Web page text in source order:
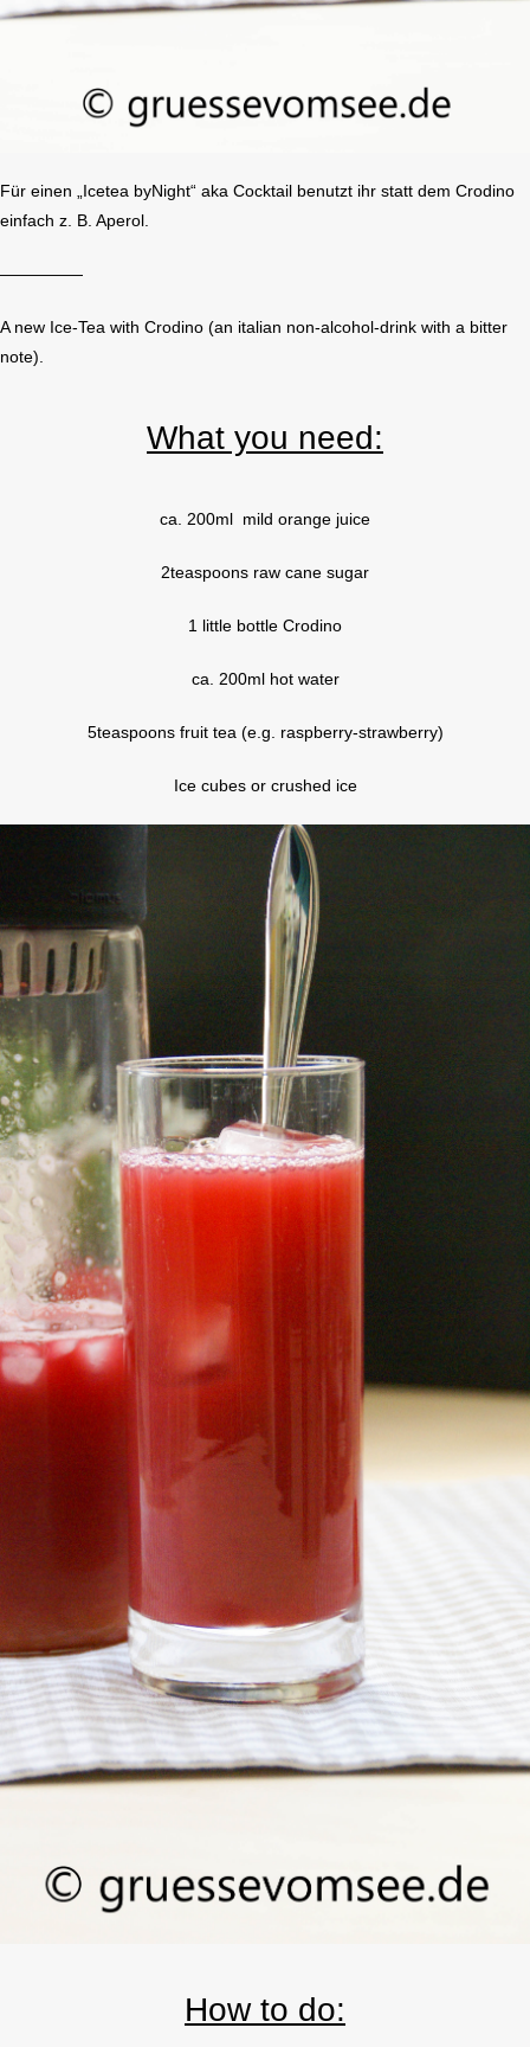
Für einen „Icetea byNight“ aka Cocktail benutzt ihr statt dem Crodino
einfach z. B. Aperol.
—————
A new Ice-Tea with Crodino (an italian non-alcohol-drink with a bitter
note).
What you need:
ca. 200ml mild orange juice
2teaspoons raw cane sugar
1 little bottle Crodino
ca. 200ml hot water
5teaspoons fruit tea (e.g. raspberry-strawberry)
Ice cubes or crushed ice
How to do: